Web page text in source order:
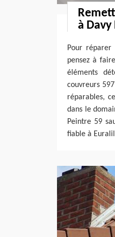
à
Pour
pensez à
éléments
couvreurs
réparables,
dans le
Peintre 59
fiable à